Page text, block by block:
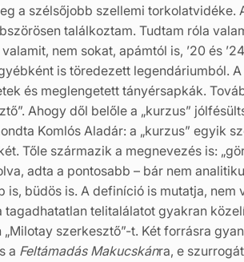
a szélsőjobb szellemi torkolatvidéke.
találkoztam. Tudtam róla
nem sokat, apámtól is, ’20 és
is töredezett legendáriumból.
és meglengetett tányérsapkák.
Ahogy dől belőle a „kurzus”
Komlós Aladár: a „kurzus” egyik
Tőle származik a megnevezés is:
adta a pontosabb – bár nem
is, büdös is. A definíció is mutatja,
tagadhatatlan telitalálatot gyakran
„Milotay szerkesztő”-t. Két forrásra
a Feltámadás Makucskánra, e